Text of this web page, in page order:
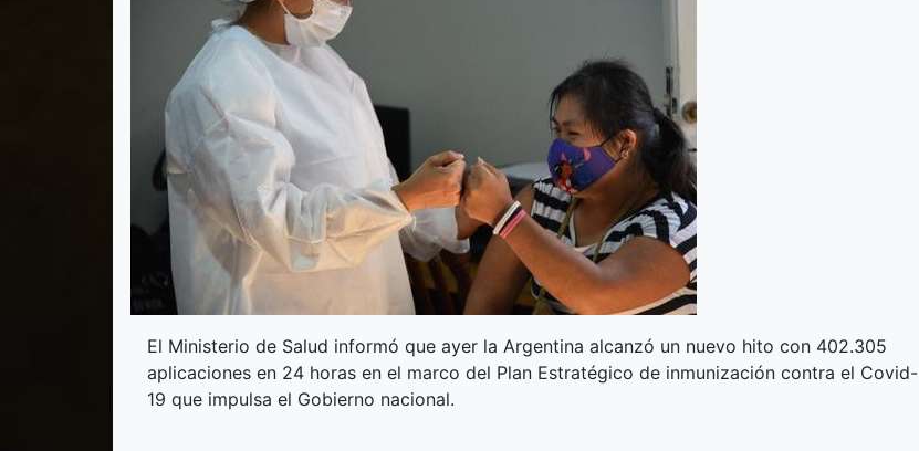
El Ministerio de Salud informó que ayer la Argentina alcanzó un nuevo hito con 402.305
aplicaciones en 24 horas en el marco del Plan Estratégico de inmunización contra el Covid-
19 que impulsa el Gobierno nacional.